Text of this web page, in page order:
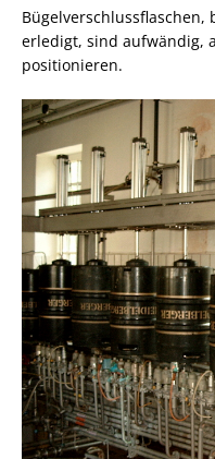
erledigt, sind aufwändig,
positionieren.